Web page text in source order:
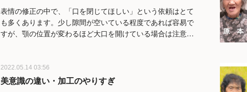
表情の修正の中で、「口を閉じてほしい」という依頼はとて
も多くあります。少し隙間が空いている程度であれば容易で
すが、顎の位置が変わるほど大口を開けている場合は注意…
2022.05.14 03:56
美意識の違い・加工のやりすぎ